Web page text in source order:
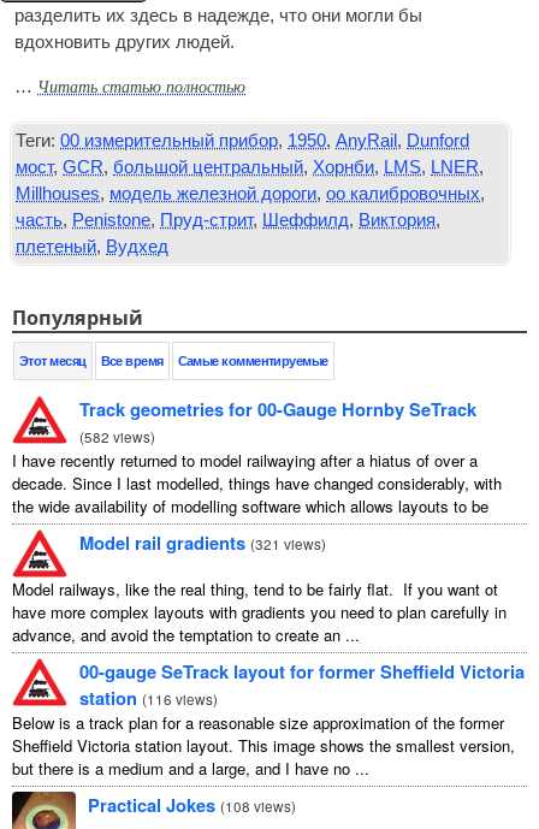
разделить их здесь в надежде, что они могли бы
вдохновить других людей.
… Читать статью полностью
Теги: 00 измерительный прибор, 1950,AnyRail , Dunford
мост,GCR,большой центральный,Хорнби, LMS, LNER,
Millhouses, модель железной дороги,оо калибровочных,
часть, Penistone, Пруд-стрит, Шеффилд, Виктория,
плетеный, Вудхед
Популярный
Этот месяц Все время Самые комментируемые
Track geometries for 00-Gauge Hornby SeTrack
(582 views)
I have recently returned to model railwaying after a hiatus of over a
decade. Since I last modelled, things have changed considerably, with
the wide availability of modelling software which allows layouts to be
carefully ...
Model rail gradients (321 views)
Model railways, like the real thing, tend to be fairly flat. If you want ot
have more complex layouts with gradients you need to plan carefully in
advance, and avoid the temptation to create an ...
00-gauge SeTrack layout for former Sheffield Victoria
station (116 views)
Below is a track plan for a reasonable size approximation of the former
Sheffield Victoria station layout. This image shows the smallest version,
but there is a medium and a large, and I have no ...
Practical Jokes (108 views)